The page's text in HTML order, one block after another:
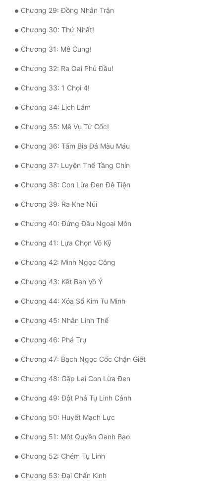
Tu Chân
Tu Tiên
Tội Phạm
Vô Địch
Võ Hiệp
Võng Du
Xuyên Không
Xuyên Nhanh
Xuyên Sách
Xuyên Thư
Đông Phương
Cẩu Đạo Trường Sinh
Chương 29: Đồng Nhân Trận
Chương 30: Thứ Nhất!
Chương 31: Mê Cung!
Chương 32: Ra Oai Phủ Đầu!
Chương 33: 1 Chọi 4!
Chương 34: Lịch Lãm
Chương 35: Mê Vụ Tử Cốc!
Chương 36: Tấm Bia Đá Màu Máu
Chương 37: Luyện Thể Tầng Chín
Chương 38: Con Lừa Đen Đê Tiện
Chương 39: Ra Khe Núi
Chương 40: Đứng Đầu Ngoại Môn
Chương 41: Lựa Chọn Võ Kỹ
Chương 42: Minh Ngọc Công
Chương 43: Kết Bạn Vô Ý
Chương 44: Xóa Sổ Kim Tu Minh
Chương 45: Nhân Linh Thể
Chương 46: Phá Trụ
Chương 47: Bạch Ngọc Cốc Chặn Giết
Chương 48: Gặp Lại Con Lừa Đen
Chương 49: Đột Phá Tụ Linh Cảnh
Chương 50: Huyết Mạch Lực
Chương 51: Một Quyền Oanh Bạo
Chương 52: Chém Tụ Linh
Chương 53: Đại Chấn Kinh